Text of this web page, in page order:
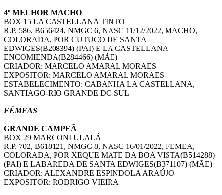
4º MELHOR MACHO
BOX 15 LA CASTELLANA TINTO
R.P. 586, B656424, NMGC 6, NASC 11/12/2022, MACHO,
COLORADA, POR CUTUCO DE SANTA
EDWIGES(B208394) (PAI) E LA CASTELLANA
ENCOMIENDA(B284466) (MÃE)
CRIADOR: MARCELO AMARAL MORAES
EXPOSITOR: MARCELO AMARAL MORAES
ESTABELECIMENTO: CABANHA LA CASTELLANA,
SANTIAGO-RIO GRANDE DO SUL
FÊMEAS
GRANDE CAMPEÃ
BOX 29 MARCONI ULALÁ
R.P. 702, B618121, NMGC 8, NASC 16/01/2022, FEMEA,
COLORADA, POR XEQUE MATE DA BOA VISTA(B514288)
(PAI) E LABAREDA DE SANTA EDWIGES(B371107) (MÃE)
CRIADOR: ALEXANDRE ESPINDOLA ARAÚJO
EXPOSITOR: RODRIGO VIEIRA